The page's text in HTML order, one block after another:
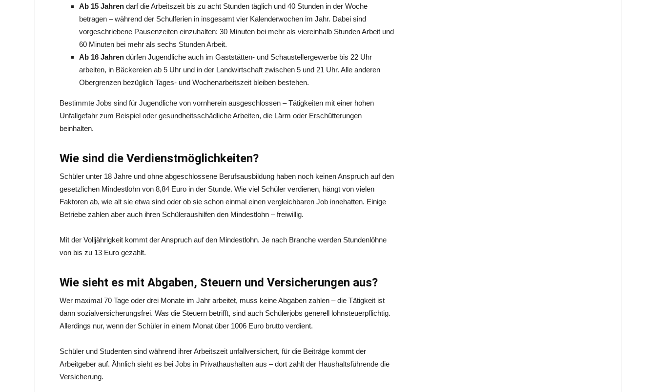
Ab 15 Jahren darf die Arbeitszeit bis zu acht Stunden täglich und 40 Stunden in der Woche
betragen – während der Schulferien in insgesamt vier Kalenderwochen im Jahr. Dabei sind
vorgeschriebene Pausenzeiten einzuhalten: 30 Minuten bei mehr als viereinhalb Stunden Arbeit und
60 Minuten bei mehr als sechs Stunden Arbeit.
Ab 16 Jahren dürfen Jugendliche auch im Gaststätten- und Schaustellergewerbe bis 22 Uhr
arbeiten, in Bäckereien ab 5 Uhr und in der Landwirtschaft zwischen 5 und 21 Uhr. Alle anderen
Obergrenzen bezüglich Tages- und Wochenarbeitszeit bleiben bestehen.
Bestimmte Jobs sind für Jugendliche von vornherein ausgeschlossen – Tätigkeiten mit einer hohen
Unfallgefahr zum Beispiel oder gesundheitsschädliche Arbeiten, die Lärm oder Erschütterungen
beinhalten.
Wie sind die Verdienstmöglichkeiten?
Schüler unter 18 Jahre und ohne abgeschlossene Berufsausbildung haben noch keinen Anspruch auf den
gesetzlichen Mindestlohn von 8,84 Euro in der Stunde. Wie viel Schüler verdienen, hängt von vielen
Faktoren ab, wie alt sie etwa sind oder ob sie schon einmal einen vergleichbaren Job innehatten. Einige
Betriebe zahlen aber auch ihren Schüleraushilfen den Mindestlohn – freiwillig.
Mit der Volljährigkeit kommt der Anspruch auf den Mindestlohn. Je nach Branche werden Stundenlöhne
von bis zu 13 Euro gezahlt.
Wie sieht es mit Abgaben, Steuern und Versicherungen aus?
Wer maximal 70 Tage oder drei Monate im Jahr arbeitet, muss keine Abgaben zahlen – die Tätigkeit ist
dann sozialversicherungsfrei. Was die Steuern betrifft, sind auch Schülerjobs generell lohnsteuerpflichtig.
Allerdings nur, wenn der Schüler in einem Monat über 1006 Euro brutto verdient.
Schüler und Studenten sind während ihrer Arbeitszeit unfallversichert, für die Beiträge kommt der
Arbeitgeber auf. Ähnlich sieht es bei Jobs in Privathaushalten aus – dort zahlt der Haushaltsführende die
Versicherung.